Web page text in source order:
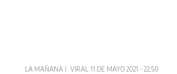
LA MAÑANA VIRAL 11 DE MAYO 2021 - 22:50